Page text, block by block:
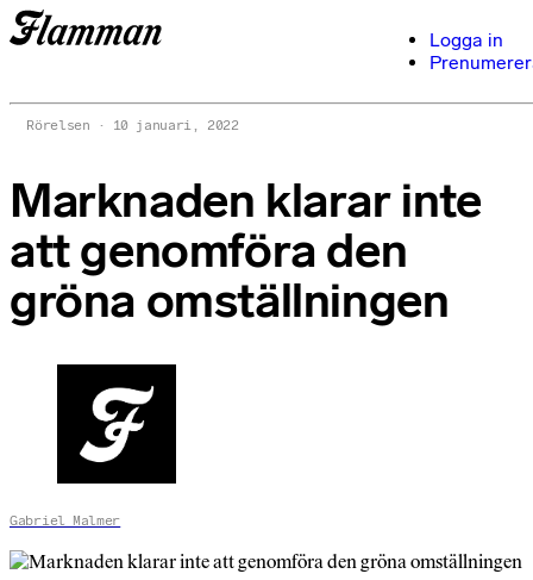
Logga in
Rörelsen 10 januari, 2022
Marknaden klarar inte
att genomföra den
gröna omställningen
Gabriel Malmer